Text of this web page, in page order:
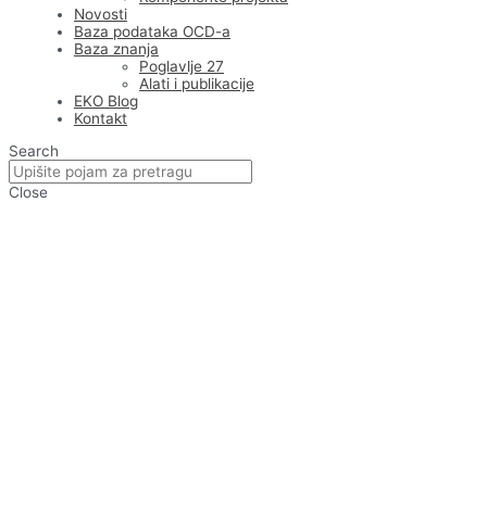
Novosti
Baza podataka OCD-a
Baza znanja
Poglavlje 27
Alati i publikacije
EKO Blog
Kontakt
Search
Close